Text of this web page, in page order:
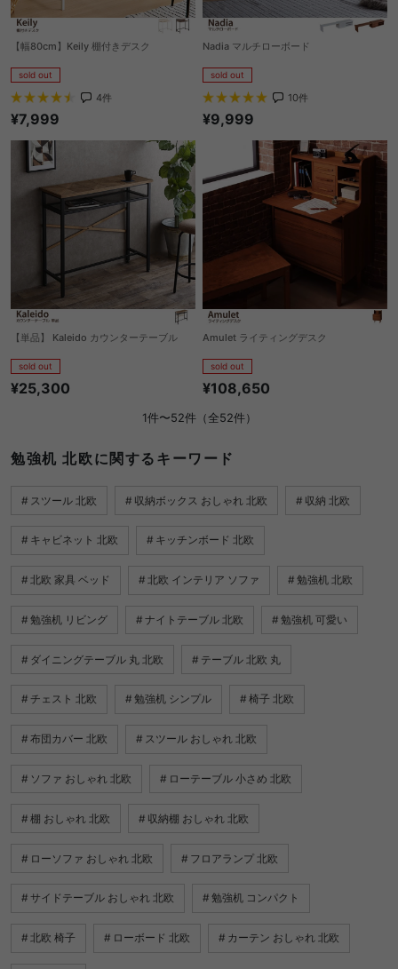
【幅80cm】Keily 棚付きデスク
sold out
4件
¥7,999
Nadia マルチローボード
sold out
10件
¥9,999
【単品】 Kaleido カウンターテーブル
sold out
¥25,300
Amulet ライティングデスク
sold out
¥108,650
1件〜52件（全52件）
勉強机 北欧に関するキーワード
スツール 北欧 収納ボックス おしゃれ 北欧 収納 北欧
キャビネット 北欧 キッチンボード 北欧
北欧 家具 ベッド 北欧 インテリア ソファ 勉強机 北欧
勉強机 リビング ナイトテーブル 北欧 勉強机 可愛い
ダイニングテーブル 丸 北欧 テーブル 北欧 丸
チェスト 北欧 勉強机 シンプル 椅子 北欧
布団カバー 北欧 スツール おしゃれ 北欧
ソファ おしゃれ 北欧 ローテーブル 小さめ 北欧
棚 おしゃれ 北欧 収納棚 おしゃれ 北欧
ローソファ おしゃれ 北欧 フロアランプ 北欧
サイドテーブル おしゃれ 北欧 勉強机 コンパクト
北欧 椅子 ローボード 北欧 カーテン おしゃれ 北欧